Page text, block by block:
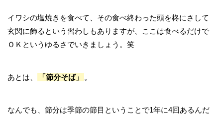
イワシの塩焼きを食べて、その食べ終わった頭を柊にさして
玄関に飾るという習わしもありますが、ここは食べるだけで
ＯＫというゆるさでいきましょう。笑
あとは、 「節分そば」 。
なんでも、節分は季節の節目ということで1年に4回あるんだ